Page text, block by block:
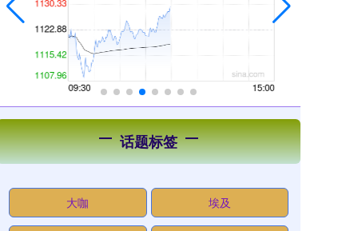
话题标签
大咖 埃及